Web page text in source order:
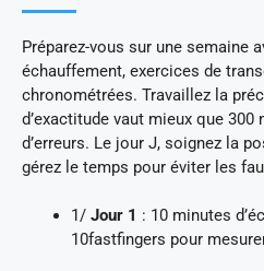
Préparez-vous sur une semaine
échauffement, exercices de
chronométrées. Travaillez la
d’exactitude vaut mieux que
d’erreurs. Le jour J, soignez la
gérez le temps pour éviter les
1/ Jour 1 : 10 minutes
10fastfingers pour